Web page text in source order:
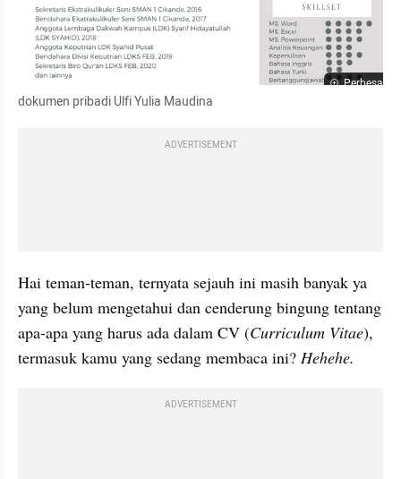
Perbesar
dokumen pribadi Ulfi Yulia Maudina
ADVERTISEMENT
Hai teman-teman, ternyata sejauh ini masih banyak ya
yang belum mengetahui dan cenderung bingung tentang
apa-apa yang harus ada dalam CV (Curriculum Vitae),
termasuk kamu yang sedang membaca ini? Hehehe.
ADVERTISEMENT